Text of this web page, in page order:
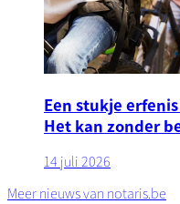
Een stukje
Het kan zonder
14 juli 2026
Meer nieuws van notaris.be